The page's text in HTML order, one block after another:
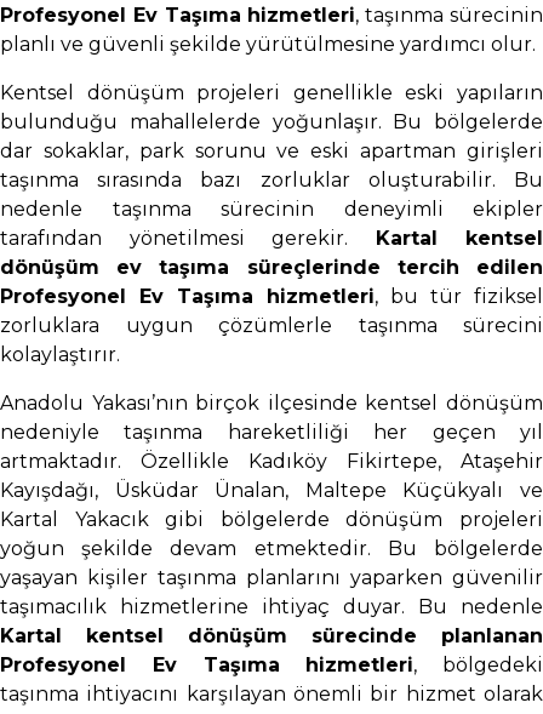
Profesyonel Ev Taşıma hizmetleri, taşınma sürecinin
planlı ve güvenli şekilde yürütülmesine yardımcı olur.
Kentsel dönüşüm projeleri genellikle eski yapıların
bulunduğu mahallelerde yoğunlaşır. Bu bölgelerde
dar sokaklar, park sorunu ve eski apartman girişleri
taşınma sırasında bazı zorluklar oluşturabilir. Bu
nedenle taşınma sürecinin deneyimli ekipler
tarafından yönetilmesi gerekir.
Kartal kentsel
dönüşüm ev taşıma süreçlerinde tercih edilen
Profesyonel Ev Taşıma hizmetleri, bu tür fiziksel
zorluklara uygun çözümlerle taşınma sürecini
kolaylaştırır.
Anadolu Yakası’nın birçok ilçesinde kentsel dönüşüm
nedeniyle taşınma hareketliliği her geçen yıl
artmaktadır. Özellikle Kadıköy Fikirtepe, Ataşehir
Kayışdağı, Üsküdar Ünalan, Maltepe Küçükyalı ve
Kartal Yakacık gibi bölgelerde dönüşüm projeleri
yoğun şekilde devam etmektedir. Bu bölgelerde
yaşayan kişiler taşınma planlarını yaparken güvenilir
taşımacılık hizmetlerine ihtiyaç duyar. Bu nedenle
Kartal kentsel dönüşüm sürecinde planlanan
Profesyonel Ev Taşıma hizmetleri, bölgedeki
taşınma ihtiyacını karşılayan önemli bir hizmet olarak